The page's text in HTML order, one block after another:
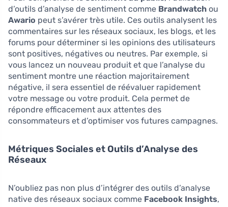
d’outils d’analyse de sentiment comme Brandwatch ou
Awario peut s’avérer très utile. Ces outils analysent les
commentaires sur les réseaux sociaux, les blogs, et les
forums pour déterminer si les opinions des utilisateurs
sont positives, négatives ou neutres. Par exemple, si
vous lancez un nouveau produit et que l’analyse du
sentiment montre une réaction majoritairement
négative, il sera essentiel de réévaluer rapidement
votre message ou votre produit. Cela permet de
répondre efficacement aux attentes des
consommateurs et d’optimiser vos futures campagnes.
Métriques Sociales et Outils d’Analyse des
Réseaux
N’oubliez pas non plus d’intégrer des outils d’analyse
native des réseaux sociaux comme Facebook Insights,